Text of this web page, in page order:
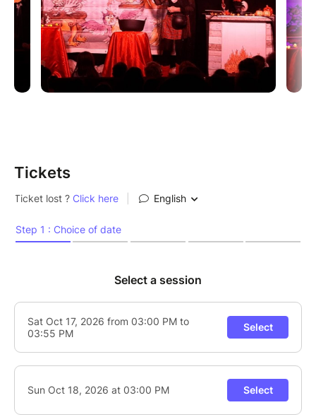
participation des enfants.
Auteur et artiste : Caroline Dabusco
Durée : 55 minutes
Tickets